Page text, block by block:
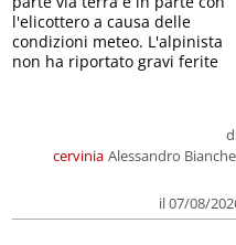
cervinia Alessandro
il 07/08/
l'elicottero a causa delle
condizioni meteo. L'alpinista
non ha riportato gravi ferite